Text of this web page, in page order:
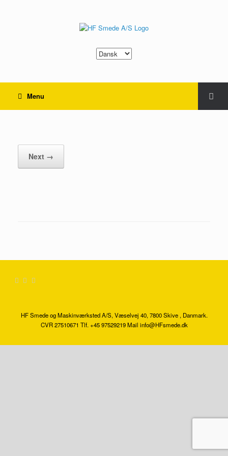
Choose
a
Menu
Next →
HF Smede og Maskinværksted A/S, Væselvej 40, 7800 Skive , Danmark.
CVR 27510671 Tlf. +45 97529219 Mail info@HFsmede.dk